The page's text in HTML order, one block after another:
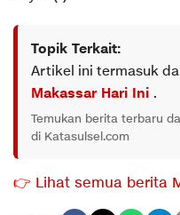
Topik Terkait:
Artikel ini termasuk
Makassar Hari Ini .
Temukan berita terbaru
di Katasulsel.com
👉 Lihat semua berita